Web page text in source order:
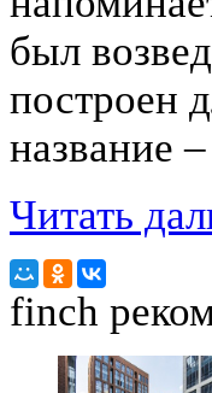
был
построен
название
Читать
finch